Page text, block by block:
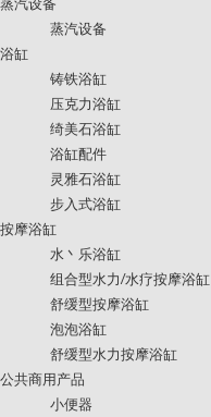
蒸汽设备
蒸汽设备
浴缸
铸铁浴缸
压克力浴缸
绮美石浴缸
浴缸配件
灵雅石浴缸
步入式浴缸
按摩浴缸
水丶乐浴缸
组合型水力/水疗按摩浴缸
舒缓型按摩浴缸
泡泡浴缸
舒缓型水力按摩浴缸
公共商用产品
小便器